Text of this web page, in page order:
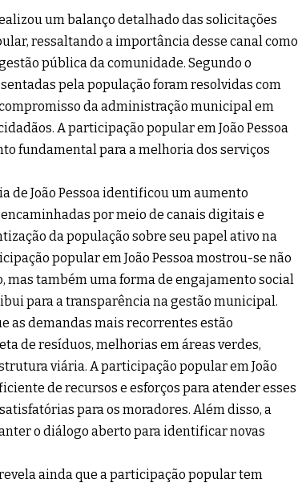
um balanço detalhado das solicitações
ressaltando a importância desse canal como
pública da comunidade. Segundo o
pela população foram resolvidas com
da administração municipal em
A participação popular em João Pessoa
fundamental para a melhoria dos serviços
de João Pessoa identificou um aumento
por meio de canais digitais e
da população sobre seu papel ativo na
popular em João Pessoa mostrou-se não
mas também uma forma de engajamento social
para a transparência na gestão municipal.
as demandas mais recorrentes estão
de resíduos, melhorias em áreas verdes,
viária. A participação popular em João
de recursos e esforços para atender esses
para os moradores. Além disso, a
o diálogo aberto para identificar novas
ainda que a participação popular tem